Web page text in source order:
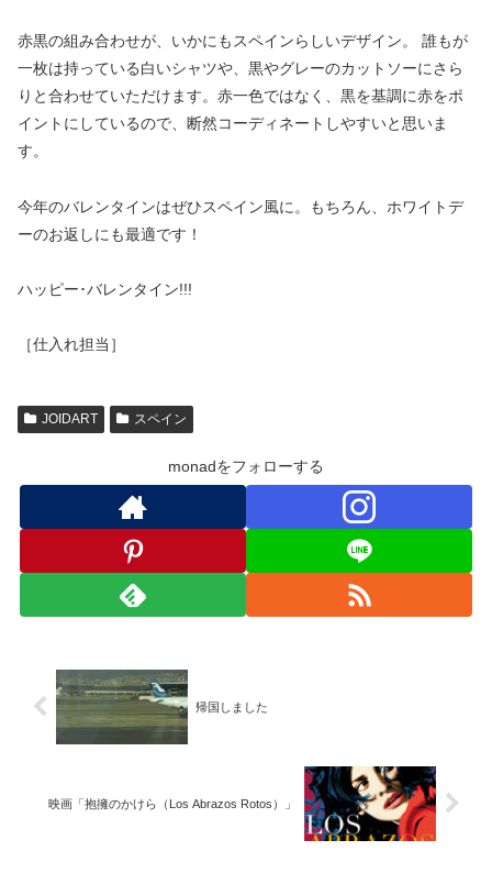
赤黒の組み合わせが、いかにもスペインらしいデザイン。 誰もが
一枚は持っている白いシャツや、黒やグレーのカットソーにさら
りと合わせていただけます。赤一色ではなく、黒を基調に赤をポ
イントにしているので、断然コーディネートしやすいと思いま
す。
今年のバレンタインはぜひスペイン風に。もちろん、ホワイトデ
ーのお返しにも最適です！
ハッピー･バレンタイン!!!
［仕入れ担当］
JOIDART スペイン
monadをフォローする
帰国しました
映画「抱擁のかけら（Los Abrazos Rotos）」